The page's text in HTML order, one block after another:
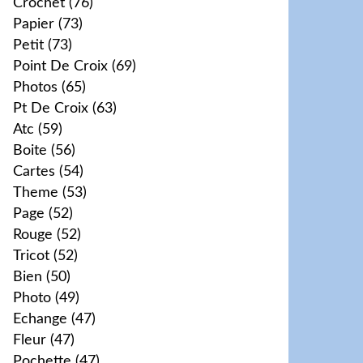
Crochet (76)
Papier (73)
Petit (73)
Point De Croix (69)
Photos (65)
Pt De Croix (63)
Atc (59)
Boite (56)
Cartes (54)
Theme (53)
Page (52)
Rouge (52)
Tricot (52)
Bien (50)
Photo (49)
Echange (47)
Fleur (47)